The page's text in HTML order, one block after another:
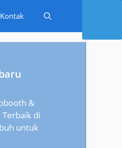
Kontak
&
di
untuk